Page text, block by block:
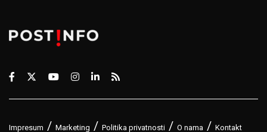
Impresum Marketing Politika privatnosti O nama Kontakt